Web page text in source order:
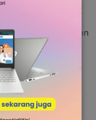
adalah biaya
berapa biaya
mulai dari pembuatan
faktor khusus
purchasing
yang berbeda
tersebut.